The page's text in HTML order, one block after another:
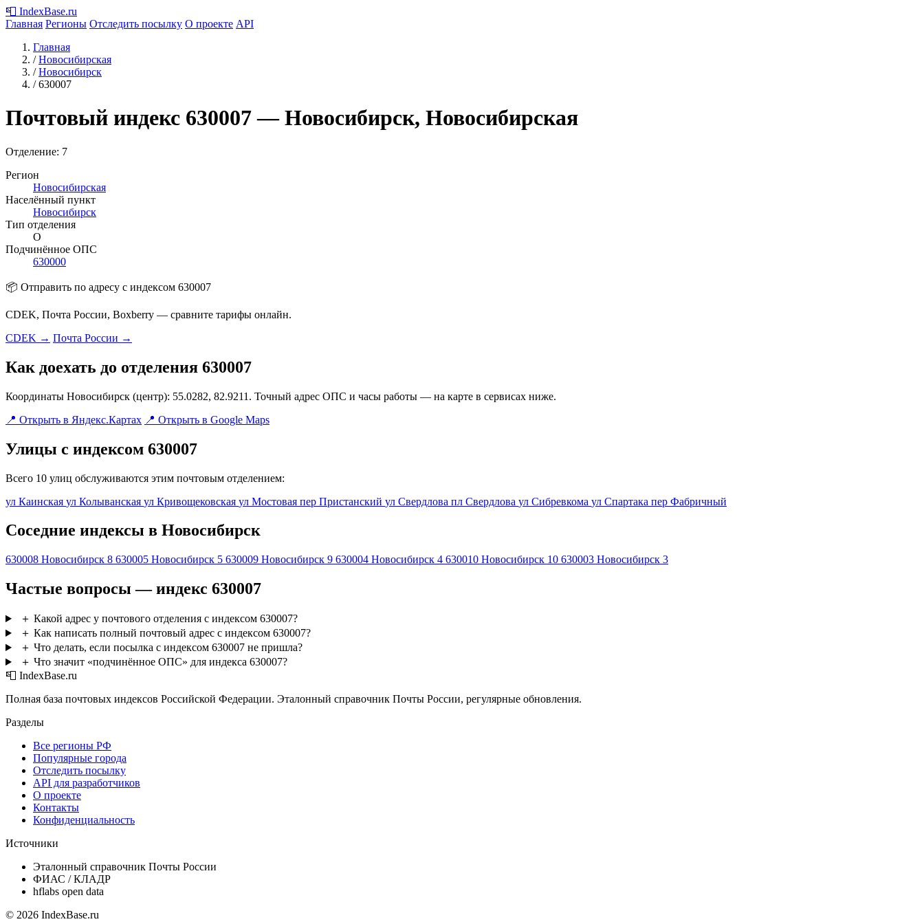
📮 IndexBase.ru
Главная Регионы Отследить посылку О проекте API
Главная
/ Новосибирская
/ Новосибирск
/ 630007
Почтовый индекс 630007 — Новосибирск, Новосибирская
Отделение: 7
Регион
Новосибирская
Населённый пункт
Новосибирск
Тип отделения
О
Подчинённое ОПС
630000
📦 Отправить по адресу с индексом 630007
CDEK, Почта России, Boxberry — сравните тарифы онлайн.
CDEK → Почта России →
Как доехать до отделения 630007
Координаты Новосибирск (центр): 55.0282, 82.9211. Точный адрес ОПС и часы работы — на карте в сервисах ниже.
📍 Открыть в Яндекс.Картах 📍 Открыть в Google Maps
Улицы с индексом 630007
Всего 10 улиц обслуживаются этим почтовым отделением:
ул Каинская ул Колыванская ул Кривощековская ул Мостовая пер Пристанский ул Свердлова пл Свердлова ул Сибревкома ул Спартака пер Фабричный
Соседние индексы в Новосибирск
630008 Новосибирск 8 630005 Новосибирск 5 630009 Новосибирск 9 630004 Новосибирск 4 630010 Новосибирск 10 630003 Новосибирск 3
Частые вопросы — индекс 630007
＋ Какой адрес у почтового отделения с индексом 630007?
＋ Как написать полный почтовый адрес с индексом 630007?
＋ Что делать, если посылка с индексом 630007 не пришла?
＋ Что значит «подчинённое ОПС» для индекса 630007?
📮 IndexBase.ru
Полная база почтовых индексов Российской Федерации. Эталонный справочник Почты России, регулярные обновления.
Разделы
Все регионы РФ
Популярные города
Отследить посылку
API для разработчиков
О проекте
Контакты
Конфиденциальность
Источники
Эталонный справочник Почты России
ФИАС / КЛАДР
hflabs open data
© 2026 IndexBase.ru